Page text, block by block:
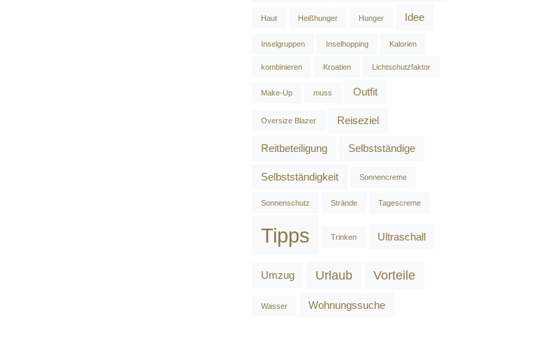
Haut Heißhunger Hunger Idee
Inselgruppen Inselhopping Kalorien
kombinieren Kroatien Lichtschutzfaktor
Make-Up muss Outfit
Oversize Blazer Reiseziel
Reitbeteiligung Selbstständige
Selbstständigkeit Sonnencreme
Sonnenschutz Strände Tagescreme
Tipps Trinken Ultraschall
Umzug Urlaub Vorteile
Wasser Wohnungssuche